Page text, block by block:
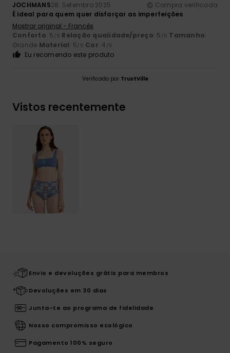
JOCHMANS28. Setembro 2025
Compra verificada
É ideal para quem quer disfarçar as imperfeições
Mostrar original - Francês
Conforto: 5 /5 Relação qualidade/preço: 5 /5 Tamanho:
Grande Material: 5/5 Cor: 4 /5
Eu recomendo este produto
Verificado por TrustVille
Vistos recentemente
Envio e devoluções grátis para membros
Devoluções em 30 dias
Junta-te ao programa de fidelidade
Nosso compromisso ecológico
Pagamento 100% seguro